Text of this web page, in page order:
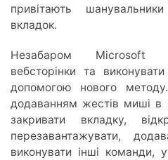
привітають
вкладок.
Незабаром Microsoft
вебсторінки та
допомогою нового
додаванням жестів миші
закривати вкладку,
перезавантажувати,
виконувати інші команди,